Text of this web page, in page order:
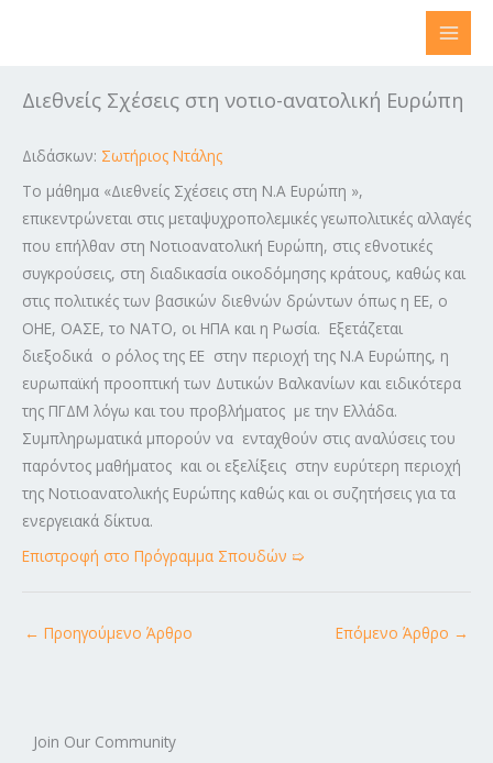
Διεθνείς Σχέσεις στη νοτιο-ανατολική Ευρώπη
Διδάσκων: Σωτήριος Ντάλης
Το μάθημα «Διεθνείς Σχέσεις στη Ν.Α Ευρώπη »,
επικεντρώνεται στις μεταψυχροπολεμικές γεωπολιτικές αλλαγές
που επήλθαν στη Νοτιοανατολική Ευρώπη, στις εθνοτικές
συγκρούσεις, στη διαδικασία οικοδόμησης κράτους, καθώς και
στις πολιτικές των βασικών διεθνών δρώντων όπως η ΕΕ, ο
ΟΗΕ, ΟΑΣΕ, το ΝΑΤΟ, οι ΗΠΑ και η Ρωσία. Εξετάζεται
διεξοδικά ο ρόλος της ΕΕ στην περιοχή της Ν.Α Ευρώπης, η
ευρωπαϊκή προοπτική των Δυτικών Βαλκανίων και ειδικότερα
της ΠΓΔΜ λόγω και του προβλήματος με την Ελλάδα.
Συμπληρωματικά μπορούν να ενταχθούν στις αναλύσεις του
παρόντος μαθήματος και οι εξελίξεις στην ευρύτερη περιοχή
της Νοτιοανατολικής Ευρώπης καθώς και οι συζητήσεις για τα
ενεργειακά δίκτυα.
Επιστροφή στο Πρόγραμμα Σπουδών ➯
← Προηγούμενο Άρθρο Επόμενο Άρθρο →
Join Our Community